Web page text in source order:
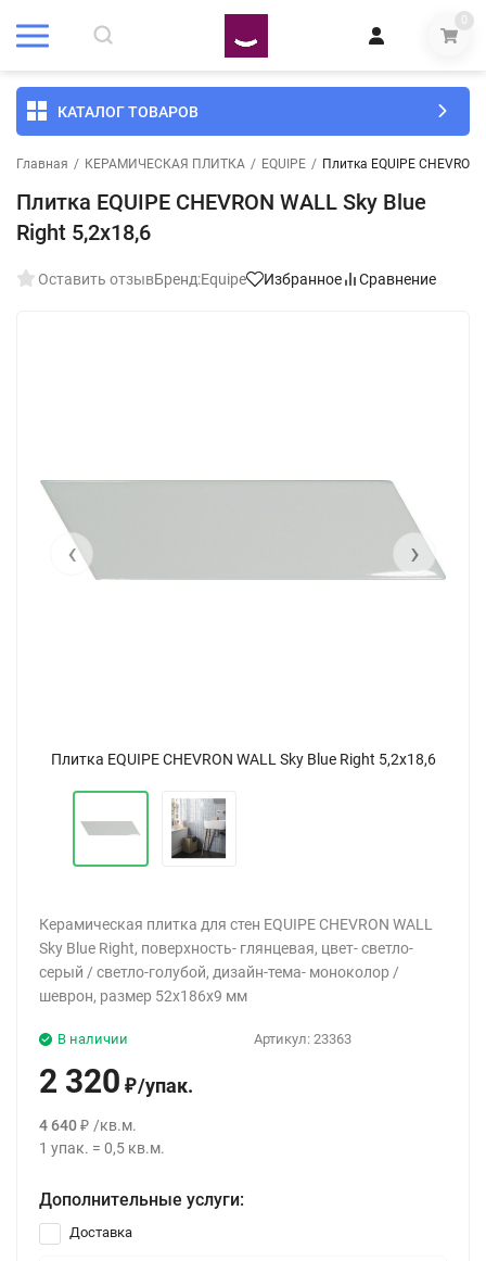
0
КАТАЛОГ ТОВАРОВ
Главная / КЕРАМИЧЕСКАЯ ПЛИТКА / EQUIPE / Плитка EQUIPE
Плитка EQUIPE CHEVRON WALL Sky Blue
Right 5,2x18,6
Оставить отзывБренд:Equipe Избранное Сравнение
Плитка EQUIPE CHEVRON WALL Sky Blue Right 5,2x18,6
‹ ›
Керамическая плитка для стен EQUIPE CHEVRON WALL
Sky Blue Right, поверхность- глянцевая, цвет- светло-
серый / светло-голубой, дизайн-тема- моноколор /
шеврон, размер 52х186х9 мм
Артикул: 23363
В наличии
2 320 ₽/упак.
4 640 ₽ /кв.м.
1 упак. = 0,5 кв.м.
Дополнительные услуги:
Доставка